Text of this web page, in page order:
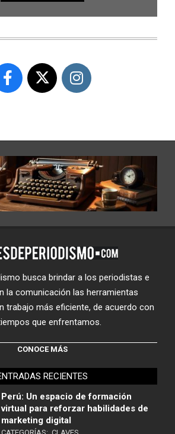
busca brindar a los periodistas e
la comunicación las herramientas
trabajo más eficiente, de acuerdo con
que enfrentamos.
CONOCE MÁS
RECIENTES
Perú: Un espacio de formación
virtual para reforzar habilidades de
marketing digital